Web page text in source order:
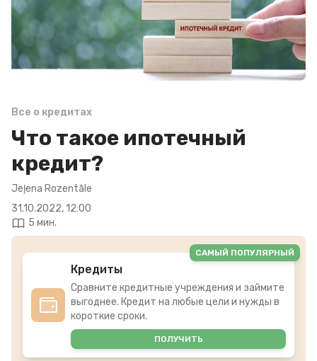
Все о кредитах
Что такое ипотечный
кредит?
Jeļena Rozentāle
31.10.2022, 12:00
5 мин.
Кредиты
Сравните кредитные учреждения и займите
выгоднее. Кредит на любые цели и нужды в
короткие сроки.
ПОЛУЧИТЬ
САМЫЙ ПОПУЛЯРНЫЙ